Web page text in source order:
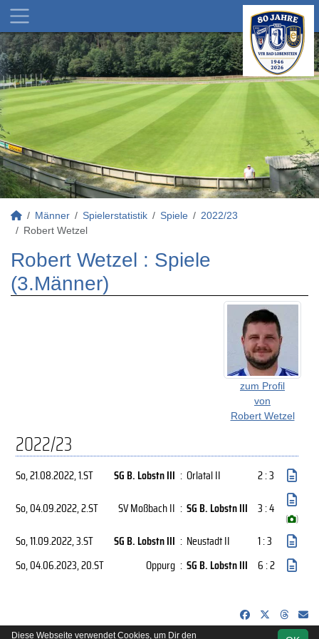
Männer Spielerstatistik Spiele
2022/23
Robert Wetzel
Robert Wetzel : Spiele
(3.Männer)
zum Profil
von
Robert Wetzel
2022/23
So, 21.08.2022, 1.ST SG B. Lobstn III : Orlatal II
2 : 3
So, 04.09.2022, 2.ST SV Moßbach II : SG B. Lobstn III 3 : 4
( )
So, 11.09.2022, 3.ST SG B. Lobstn III : Neustadt II
1 : 3
So, 04.06.2023, 20.ST Oppurg : SG B. Lobstn III 6 : 2
Diese Webseite verwendet Cookies, um Dir den